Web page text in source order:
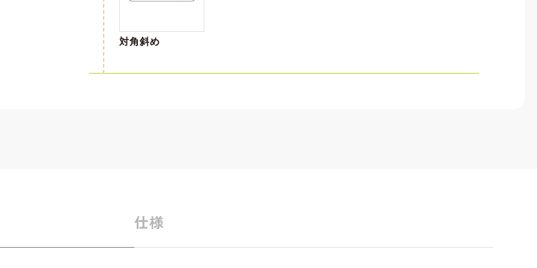
対角斜め
仕様